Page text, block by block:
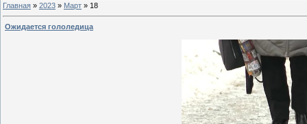
Главная » 2023 » Март » 18
Ожидается гололедица